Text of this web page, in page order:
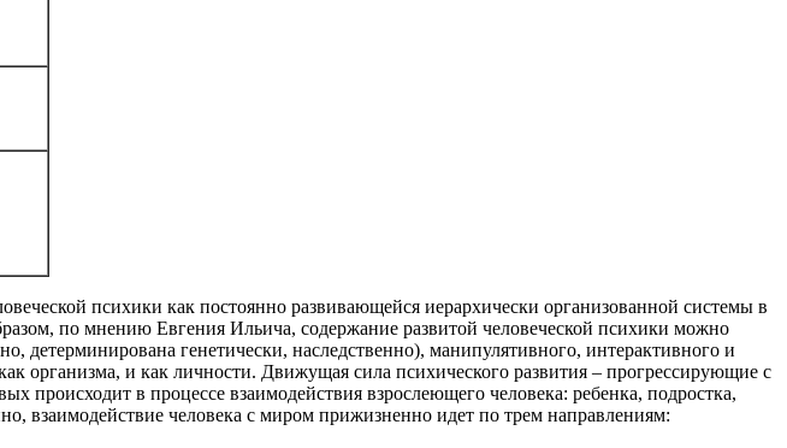
психики как постоянно развивающейся иерархически организованной системы в
по мнению Евгения Ильича, содержание развитой человеческой психики можно
детерминирована генетически, наследственно), манипулятивного, интерактивного и
организма, и как личности. Движущая сила психического развития – прогрессирующие с
происходит в процессе взаимодействия взрослеющего человека: ребенка, подростка,
взаимодействие человека с миром прижизненно идет по трем направлениям: